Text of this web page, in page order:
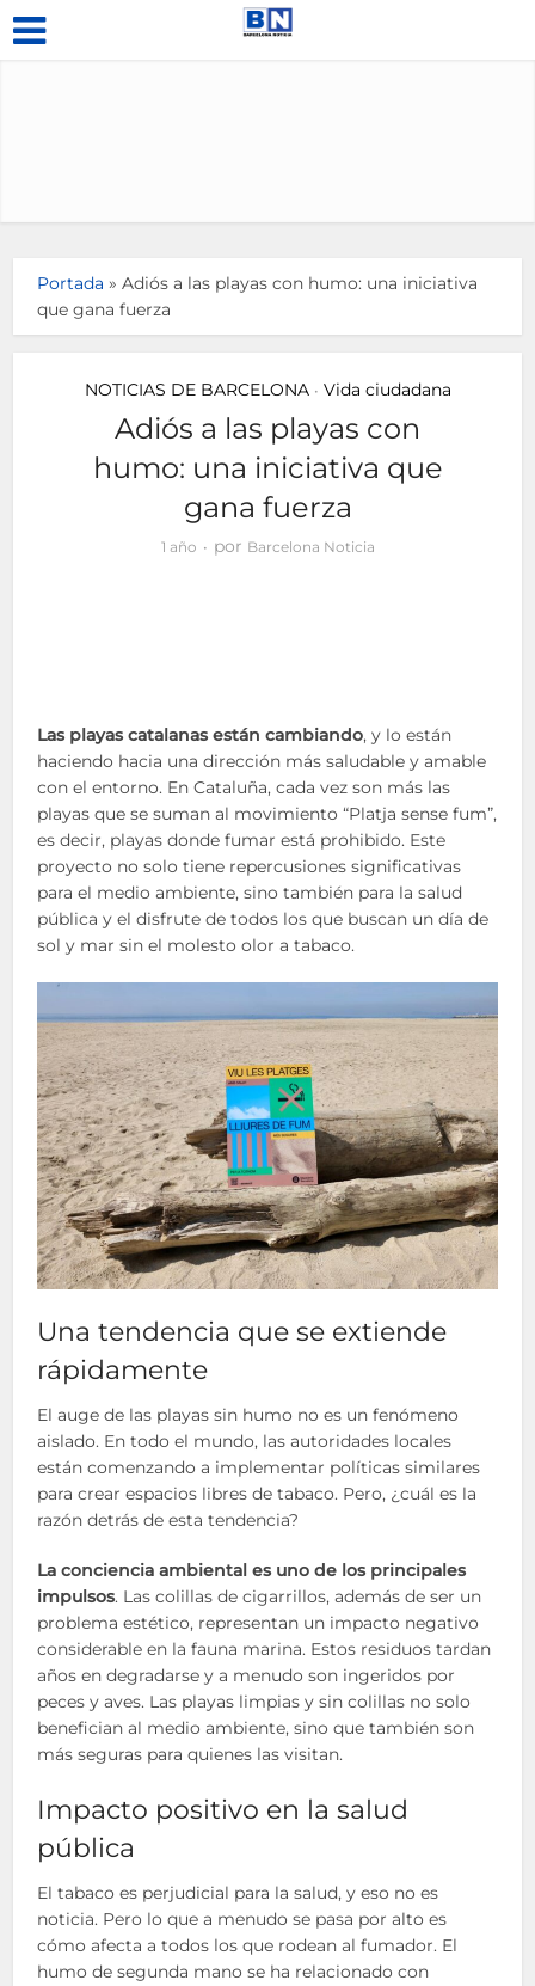
Portada »Adiós a las playas con humo: una iniciativa
que gana fuerza
NOTICIAS DE BARCELONA • Vida ciudadana
Adiós a las playas con
humo: una iniciativa que
gana fuerza
1 año por Barcelona Noticia
Las playas catalanas están cambiando, y lo están
haciendo hacia una dirección más saludable y amable
con el entorno. En Cataluña, cada vez son más las
playas que se suman al movimiento “Platja sense fum”,
es decir, playas donde fumar está prohibido. Este
proyecto no solo tiene repercusiones significativas
para el medio ambiente, sino también para la salud
pública y el disfrute de todos los que buscan un día de
sol y mar sin el molesto olor a tabaco.
Una tendencia que se extiende
rápidamente
El auge de las playas sin humo no es un fenómeno
aislado. En todo el mundo, las autoridades locales
están comenzando a implementar políticas similares
para crear espacios libres de tabaco. Pero, ¿cuál es la
razón detrás de esta tendencia?
La conciencia ambiental es uno de los principales
impulsos. Las colillas de cigarrillos, además de ser un
problema estético, representan un impacto negativo
considerable en la fauna marina. Estos residuos tardan
años en degradarse y a menudo son ingeridos por
peces y aves. Las playas limpias y sin colillas no solo
benefician al medio ambiente, sino que también son
más seguras para quienes las visitan.
Impacto positivo en la salud
pública
El tabaco es perjudicial para la salud, y eso no es
noticia. Pero lo que a menudo se pasa por alto es
cómo afecta a todos los que rodean al fumador. El
humo de segunda mano se ha relacionado con